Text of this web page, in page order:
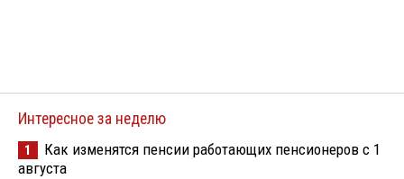
Интересное за неделю
1
Как изменятся пенсии работающих пенсионеров с 1
августа